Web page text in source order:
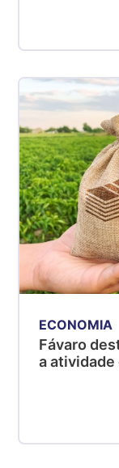
ECONOMIA
Fávaro
a atividade